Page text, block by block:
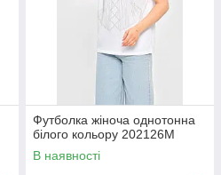
Футболка жіноча однотонна
білого кольору 202126M
В наявності